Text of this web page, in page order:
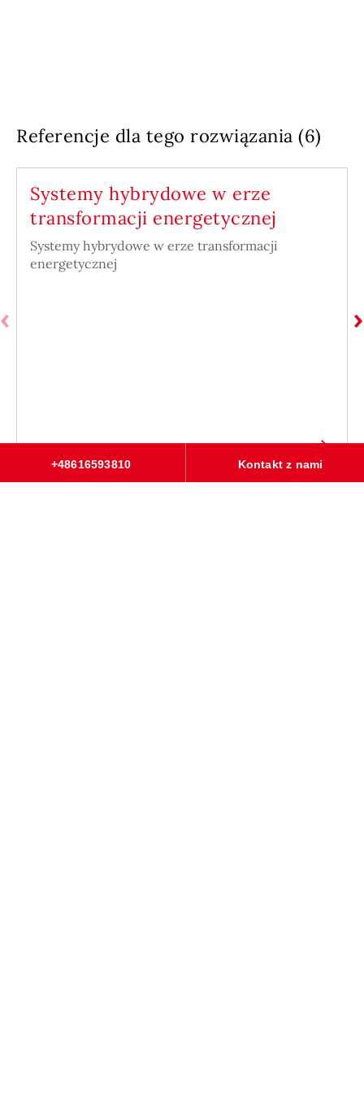
Referencje dla tego rozwiązania (6)
Systemy hybrydowe w erze
transformacji energetycznej
Systemy hybrydowe w erze transformacji
energetycznej
+48616593810 Kontakt z nami